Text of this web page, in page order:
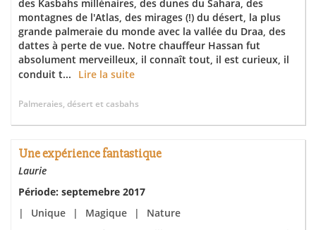
des Kasbahs millénaires, des dunes du Sahara, des
montagnes de l'Atlas, des mirages (!) du désert, la plus
grande palmeraie du monde avec la vallée du Draa, des
dattes à perte de vue. Notre chauffeur Hassan fut
absolument merveilleux, il connaît tout, il est curieux, il
conduit t...
Lire la suite
Palmeraies, désert et casbahs
Une expérience fantastique
Laurie
Période: septemebre 2017
|
Unique | Magique |
Nature